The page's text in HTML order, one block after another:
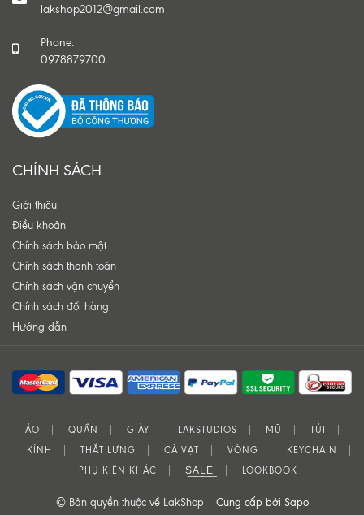
lakshop2012@gmail.com
Phone:
0978879700
CHÍNH SÁCH
Giới thiệu
Điều khoản
Chính sách bảo mật
Chính sách thanh toán
Chính sách vận chuyển
Chính sách đổi hàng
Hướng dẫn
ÁO QUẦN GIÀY LAKSTUDIOS MŨ
TÚI
KÍNH
THẮT LƯNG CÀ VẠT VÒNG
KEYCHAIN
PHỤ KIỆN KHÁC
S͟A͟L͟E͟ LOOKBOOK
© Bản quyền thuộc về LakShop | Cung cấp bởi Sapo